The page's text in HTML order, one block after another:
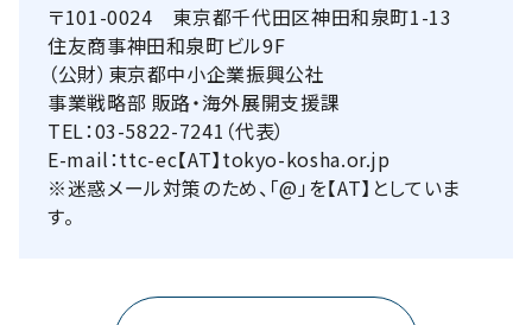
〒101-0024 東京都千代田区神田和泉町1-13
住友商事神田和泉町ビル9F
（公財）東京都中小企業振興公社
事業戦略部 販路・海外展開支援課
TEL：03-5822-7241（代表）
E-mail：ttc-ec【AT】tokyo-kosha.or.jp
※迷惑メール対策のため、「@」を【AT】としていま
す。